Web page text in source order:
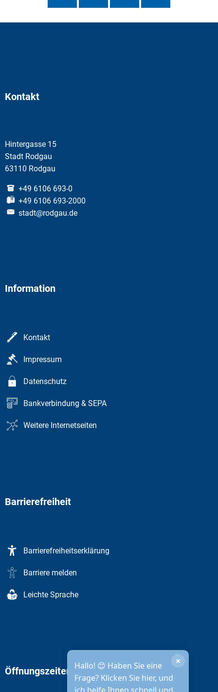
Kontakt
Hintergasse 15
Stadt Rodgau
63110 Rodgau
+49 6106 693-0
+49 6106 693-2000
stadt@rodgau.de
Information
Kontakt
Impressum
Datenschutz
Bankverbindung & SEPA
Weitere Internetseiten
Barrierefreiheit
Barrierefreiheitserklärung
Barriere melden
Leichte Sprache
Hallo! 😊 Haben Sie eine
Frage? Klicken Sie hier, und
×
Öffnungszeiten Stadtverwaltung